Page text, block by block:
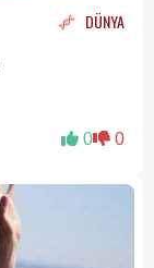
DÜNYA
0 0